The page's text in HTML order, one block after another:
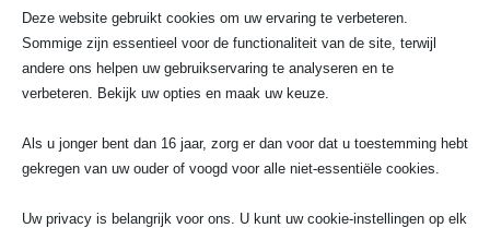
M
★★★★★
Ik ben blij met de heren ze hebben mij
goed geholpen alles werkt weer
na. Zeker
Deze website gebruikt cookies om uw ervaring te verbeteren.
Sommige zijn essentieel voor de functionaliteit van de site, terwijl
andere ons helpen uw gebruikservaring te analyseren en te
verbeteren. Bekijk uw opties en maak uw keuze.
Als u jonger bent dan 16 jaar, zorg er dan voor dat u toestemming hebt
gekregen van uw ouder of voogd voor alle niet-essentiële cookies.
Uw privacy is belangrijk voor ons. U kunt uw cookie-instellingen op elk